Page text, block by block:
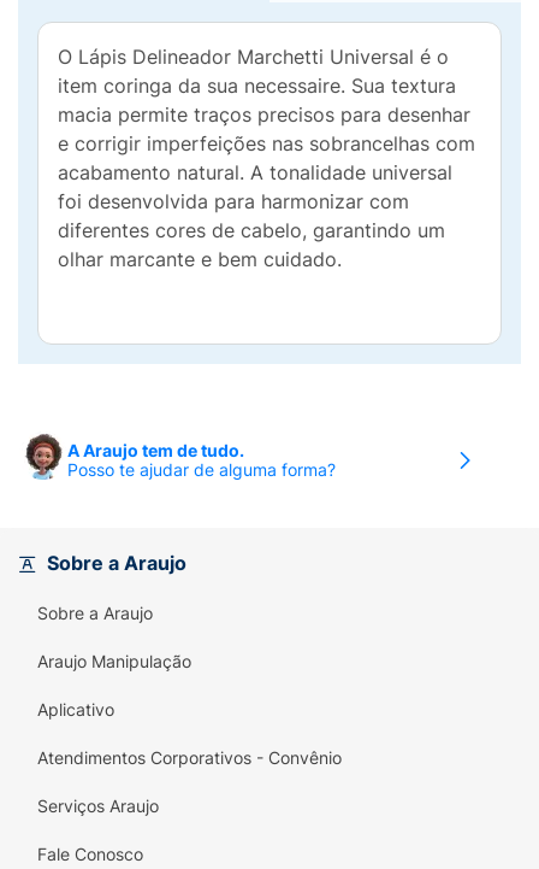
O Lápis Delineador Marchetti Universal é o
item coringa da sua necessaire. Sua textura
macia permite traços precisos para desenhar
e corrigir imperfeições nas sobrancelhas com
acabamento natural. A tonalidade universal
foi desenvolvida para harmonizar com
diferentes cores de cabelo, garantindo um
olhar marcante e bem cuidado.
A Araujo tem de tudo.
Posso te ajudar de alguma forma?
Sobre a Araujo
Sobre a Araujo
Araujo Manipulação
Aplicativo
Atendimentos Corporativos - Convênio
Serviços Araujo
Fale Conosco